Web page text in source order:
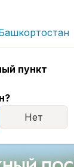
пункт
Нет